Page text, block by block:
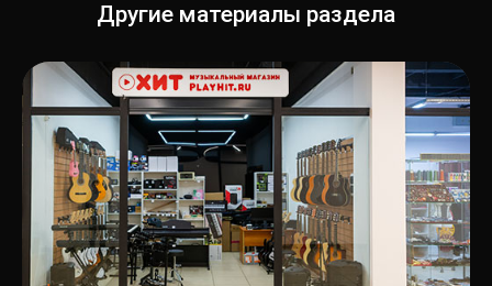
Другие материалы раздела